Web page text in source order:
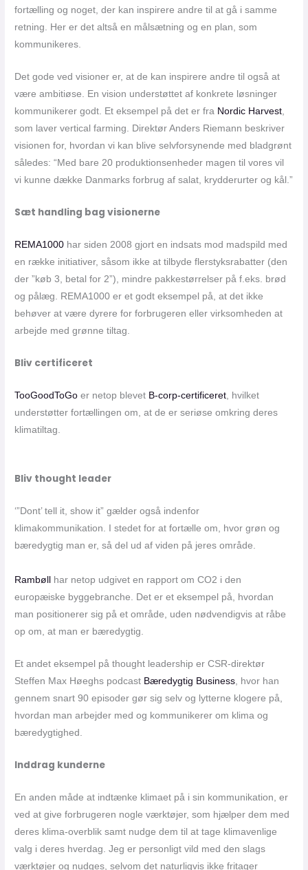
fortælling og noget, der kan inspirere andre til at gå i samme
retning. Her er det altså en målsætning og en plan, som
kommunikeres.
Det gode ved visioner er, at de kan inspirere andre til også at
være ambitiøse. En vision understøttet af konkrete løsninger
kommunikerer godt. Et eksempel på det er fra Nordic Harvest,
som laver vertical farming. Direktør Anders Riemann beskriver
visionen for, hvordan vi kan blive selvforsynende med bladgrønt
således: “Med bare 20 produktionsenheder magen til vores vil
vi kunne dække Danmarks forbrug af salat, krydderurter og kål.”
Sæt handling bag visionerne
REMA1000 har siden 2008 gjort en indsats mod madspild med
en række initiativer, såsom ikke at tilbyde flerstyksrabatter (den
der ”køb 3, betal for 2”), mindre pakkestørrelser på f.eks. brød
og pålæg. REMA1000 er et godt eksempel på, at det ikke
behøver at være dyrere for forbrugeren eller virksomheden at
arbejde med grønne tiltag.
Bliv certificeret
TooGoodToGo er netop blevet B-corp-certificeret , hvilket
understøtter fortællingen om, at de er seriøse omkring deres
klimatiltag.
Bliv thought leader
‘”Dont’ tell it, show it” gælder også indenfor
klimakommunikation. I stedet for at fortælle om, hvor grøn og
bæredygtig man er, så del ud af viden på jeres område.
Rambøll
har netop udgivet en rapport om CO2 i den
europæiske byggebranche. Det er et eksempel på, hvordan
man positionerer sig på et område, uden nødvendigvis at råbe
op om, at man er bæredygtig.
Et andet eksempel på thought leadership er CSR-direktør
Steffen Max Høeghs podcast Bæredygtig Business, hvor han
gennem snart 90 episoder gør sig selv og lytterne klogere på,
hvordan man arbejder med og kommunikerer om klima og
bæredygtighed.
Inddrag kunderne
En anden måde at indtænke klimaet på i sin kommunikation, er
ved at give forbrugeren nogle værktøjer, som hjælper dem med
deres klima-overblik samt nudge dem til at tage klimavenlige
valg i deres hverdag. Jeg er personligt vild med den slags
værktøjer og nudges, selvom det naturligvis ikke fritager